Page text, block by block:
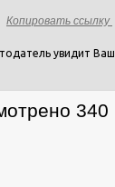
Копировать ссылку
увидит
340